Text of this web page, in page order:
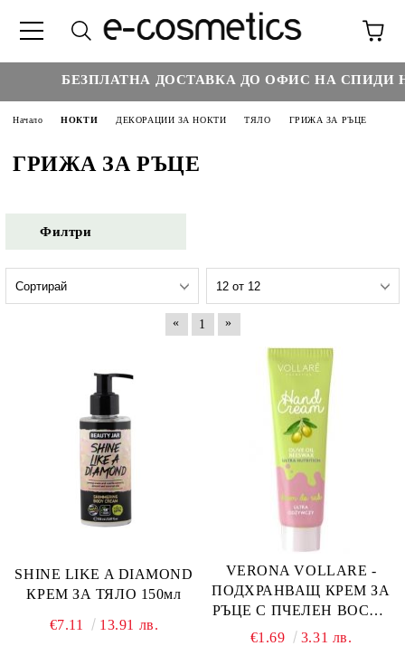
БЕЗПЛАТНА ДОСТАВКА ДО ОФИС НА СПИДИ
Начало НОКТИ ДЕКОРАЦИИ ЗА НОКТИ ТЯЛО ГРИЖА ЗА РЪЦЕ
ГРИЖА ЗА РЪЦЕ
Филтри
« 1 »
SHINE LIKE A DIAMOND
КРЕМ ЗА ТЯЛО 150мл
€7.11 13.91 лв.
VERONA VOLLARE -
ПОДХРАНВАЩ КРЕМ ЗА
РЪЦЕ С ПЧЕЛЕН ВОСЪК
И ЗЕХТИН 100мл
€1.69 3.31 лв.